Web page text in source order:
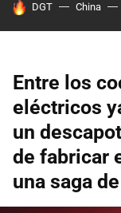
HOY SE HABLA DE
DGT China
Entre los
eléctricos
un
de fabricar
una saga